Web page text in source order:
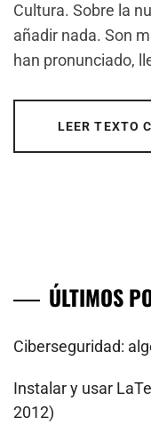
Cultura. Sobre la
añadir nada. Son
han pronunciado,
LEER TEXTO
ÚLTIMOS
Ciberseguridad:
Instalar y usar
2012)